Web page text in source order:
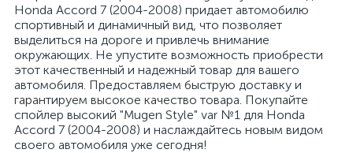
Honda Accord 7 (2004-2008) придает автомобилю
спортивный и динамичный вид, что позволяет
выделиться на дороге и привлечь внимание
окружающих. Не упустите возможность приобрести
этот качественный и надежный товар для вашего
автомобиля. Предоставляем быструю доставку и
гарантируем высокое качество товара. Покупайте
спойлер высокий "Mugen Style" var №1 для Honda
Accord 7 (2004-2008) и наслаждайтесь новым видом
своего автомобиля уже сегодня!